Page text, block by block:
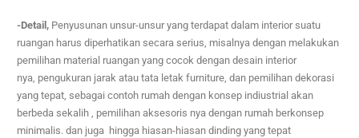
-Detail, Penyusunan unsur-unsur yang terdapat dalam interior suatu
ruangan harus diperhatikan secara serius, misalnya dengan melakukan
pemilihan material ruangan yang cocok dengan desain interior
nya, pengukuran jarak atau tata letak furniture, dan pemilihan dekorasi
yang tepat, sebagai contoh rumah dengan konsep indiustrial akan
berbeda sekalih , pemilihan aksesoris nya dengan rumah berkonsep
minimalis. dan juga hingga hiasan-hiasan dinding yang tepat